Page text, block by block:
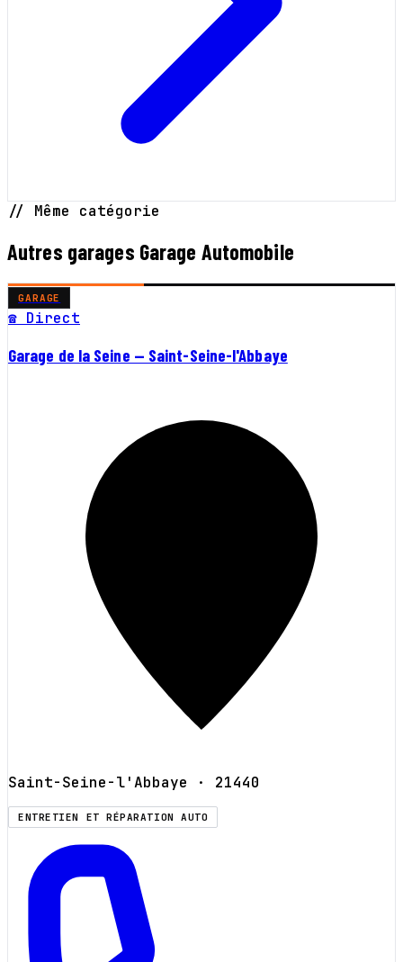
// Même catégorie
Autres garages Garage Automobile
GARAGE
☎ Direct
Garage de la Seine — Saint-Seine-l'Abbaye
Saint-Seine-l'Abbaye · 21440
ENTRETIEN ET RÉPARATION AUTO